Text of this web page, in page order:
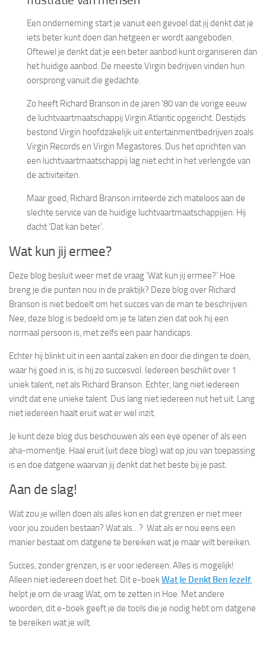
Een onderneming start je vanuit een gevoel dat jij denkt dat je
iets beter kunt doen dan hetgeen er wordt aangeboden.
Oftewel je denkt dat je een beter aanbod kunt organiseren dan
het huidige aanbod. De meeste Virgin bedrijven vinden hun
oorsprong vanuit die gedachte.
Zo heeft Richard Branson in de jaren ’80 van de vorige eeuw
de luchtvaartmaatschappij Virgin Atlantic opgericht. Destijds
bestond Virgin hoofdzakelijk uit entertainmentbedrijven zoals
Virgin Records en Virgin Megastores. Dus het oprichten van
een luchtvaartmaatschappij lag niet echt in het verlengde van
de activiteiten.
Maar goed, Richard Branson irriteerde zich mateloos aan de
slechte service van de huidige luchtvaartmaatschappijen. Hij
dacht ‘Dat kan beter’.
Wat kun jij ermee?
Deze blog besluit weer met de vraag ‘Wat kun jij ermee?’ Hoe
breng je die punten nou in de praktijk? Deze blog over Richard
Branson is niet bedoelt om het succes van de man te beschrijven.
Nee, deze blog is bedoeld om je te laten zien dat ook hij een
normaal persoon is, met zelfs een paar handicaps.
Echter hij blinkt uit in een aantal zaken en door die dingen te doen,
waar hij goed in is, is hij zo succesvol. Iedereen beschikt over 1
uniek talent, net als Richard Branson. Echter, lang niet iedereen
vindt dat ene unieke talent. Dus lang niet iedereen nut het uit. Lang
niet iedereen haalt eruit wat er wel inzit.
Je kunt deze blog dus beschouwen als een eye opener of als een
aha-momentje. Haal eruit (uit deze blog) wat op jou van toepassing
is en doe datgene waarvan jij denkt dat het beste bij je past.
Aan de slag!
Wat zou je willen doen als alles kon en dat grenzen er niet meer
voor jou zouden bestaan? Wat als…? Wat als er nou eens een
manier bestaat om datgene te bereiken wat je maar wilt bereiken.
Succes, zonder grenzen, is er voor iedereen. Alles is mogelijk!
Alleen niet iedereen doet het. Dit e-boekWat Je Denkt Ben Jezelf,
helpt je om de vraag Wat, om te zetten in Hoe. Met andere
woorden, dit e-boek geeft je de tools die je nodig hebt om datgene
te bereiken wat je wilt.